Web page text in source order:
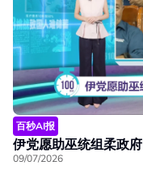
百秒AI报
伊党愿助巫统组柔政
09/07/2026